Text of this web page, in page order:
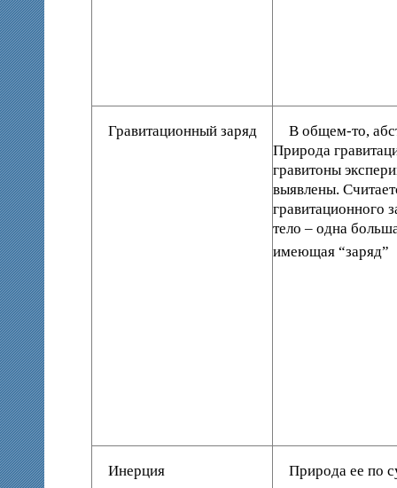
Гравитационный заряд
В общем-то,
Природа
гравитоны
выявлены.
гравитационного
тело – одна
имеющая “заряд”
Инерция Природа ее по